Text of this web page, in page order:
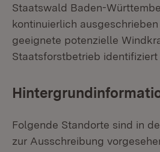
Staatswald Baden-
kontinuierlich
geeignete potenzielle
Staatsforstbetrieb identifiziert
Folgende Standorte sind in
zur Ausschreibung